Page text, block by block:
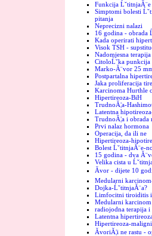
Funkcija ĹˇtitnjaĂ¨e
Simptomi bolesti
pitanja
Neprecizni nalazi
16 godina - obrada
Kada operirati
Visok TSH -
Nadomjesna
CitoloĹˇka punkcija
Marko-Ă¨vor 25
Postpartalna
Jaka proliferacija
Karcinoma Hurthle
Hipertireoza-BiH
TrudnoĂ¦a-
Latentna
TrudnoĂ¦a i obrada
Prvi nalaz hormona
Operacija, da ili ne
Hipertireoza-
Bolest ĹˇtitnjaĂ¨e-
15 godina - dva
Velika cista u
Ăvor - dijete 10
Medularni
Dojka-ĹˇtitnjaĂ¨a?
Limfocitni tiroiditis i
Medularni
radiojodna terapija i
Latentna
Hipertireoza-
ĂvoriĂ¦i ne rastu -